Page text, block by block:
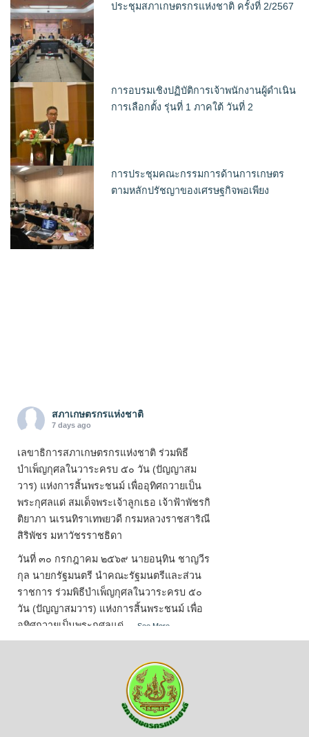
ประชุมสภาเกษตรกรแห่งชาติ ครั้งที่ 2/2567
การอบรมเชิงปฏิบัติการเจ้าพนักงานผู้ดำเนิน
การเลือกตั้ง รุ่นที่ 1 ภาคใต้ วันที่ 2
การประชุมคณะกรรมการด้านการเกษตร
ตามหลักปรัชญาของเศรษฐกิจพอเพียง
สภาเกษตรกรแห่งชาติ
7 days ago
เลขาธิการสภาเกษตรกรแห่งชาติ ร่วมพิธี
บำเพ็ญกุศลในวาระครบ ๕๐ วัน (ปัญญาสม
วาร) แห่งการสิ้นพระชนม์ เพื่ออุทิศถวายเป็น
พระกุศลแด่ สมเด็จพระเจ้าลูกเธอ เจ้าฟ้าพัชรกิ
ติยาภา นเรนทิราเทพยวดี กรมหลวงราชสาริณี
สิริพัชร มหาวัชรราชธิดา
วันที่ ๓๐ กรกฎาคม ๒๕๖๙ นายอนุทิน ชาญวีร
กุล นายกรัฐมนตรี นำคณะรัฐมนตรีและส่วน
ราชการ ร่วมพิธีบำเพ็ญกุศลในวาระครบ ๕๐
วัน (ปัญญาสมวาร) แห่งการสิ้นพระชนม์ เพื่อ
อุทิศถวายเป็นพระกุศลแด่
See More
สภาเกษตรกรแห่งชาติ